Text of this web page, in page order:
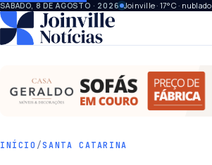
SÁBADO, 8 DE AGOSTO · 2026 Joinville · 17°C · nublado
INÍCIO /SANTA CATARINA